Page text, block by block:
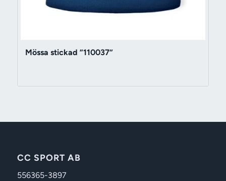
Mössa stickad ”110037”
CC SPORT AB
556365-3897